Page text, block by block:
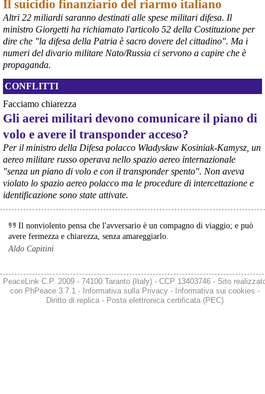
@peacelink - 6/8/2026 21:35
Ultimi cento milioni di euro per l’ex Ilva, poi non saranno più
possibili nuovi aiuti di Stato. Lo ha confermato il ministro Adolfo
Urso durante l’incontro al Mimit con le imprese dell’indotto: la
tranche conclusiva del prestito autorizzato dall’Unione europea
dovrà essere erogata entro il 9 agosto e restituita dal futuro
acquirente.
Fonte: Studio100
#ILVA
@peacelink - 6/8/2026 21:08
Il governatore di Puglia Decaro esce dal vertice al Mimit più
preoccupato di come era entrato, lamentando l’assenza di certezze
sulla procedura di gara e ribadendo la necessità di un ruolo diretto
dello Stato.
Anche il sindaco di Taranto, Bitetti, chiede un piano industriale
chiaro, garanzie sulla salute e strumenti di tutela per i lavoratori
dell’area a freddo. La Provincia parla di un tavolo “senza decisioni”.
Fonte: Cronache Tarantine
ILVA
@peacelink -
Il ministro ha ribadito che il Governo applicherà la sentenza, ma
agirà per evitare quella che i sindacati definiscono una “bomba
sociale”, tutelando i lavoratori dell’Ilva e dell’indotto e garantendo la
continuità produttiva degli stabilimenti a valle.
Il suicidio finanziario del riarmo italiano
Altri 22 miliardi saranno destinati alle spese militari difesa. Il
ministro Giorgetti ha richiamato l'articolo 52 della Costituzione per
dire che "la difesa della Patria è sacro dovere del cittadino". Ma i
numeri del divario militare Nato/Russia ci servono a capire che è
propaganda.
CONFLITTI
Facciamo chiarezza
Gli aerei militari devono comunicare il piano di
volo e avere il transponder acceso?
Per il ministro della Difesa polacco Władysław Kosiniak-Kamysz, un
aereo militare russo operava nello spazio aereo internazionale
"senza un piano di volo e con il transponder spento". Non aveva
violato lo spazio aereo polacco ma le procedure di intercettazione e
identificazione sono state attivate.
Il nonviolento pensa che l'avversario è un compagno di viaggio; e può
avere fermezza e chiarezza, senza amareggiarlo.
Aldo Capitini
PeaceLink C.P. 2009 - 74100 Taranto (Italy) - CCP 13403746 - Sito
con PhPeace 3.7.1 - Informativa sulla Privacy- Informativa sui cookies -
Diritto di replica- Posta elettronica certificata (PEC)